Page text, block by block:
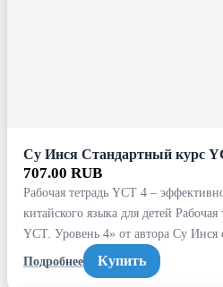
Су Инся Стандартный курс
707.00 RUB
Рабочая тетрадь YCT 4 –
китайского языка для детей
YCT. Уровень 4» от автора Су Инся
Подробнее
Купить